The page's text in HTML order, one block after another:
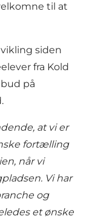
til at
siden
fra Kold
på
at vi er
fortælling
når vi
Vi har
og
et ønske